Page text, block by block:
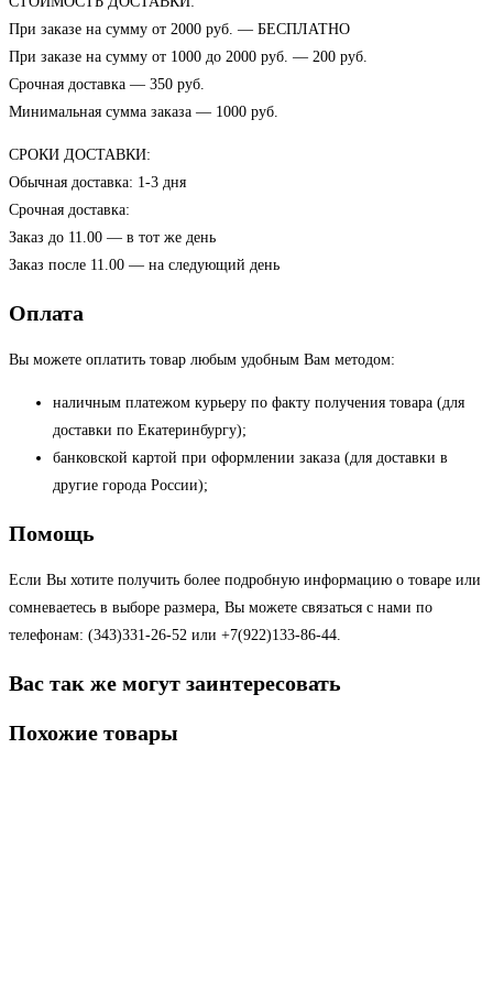
При заказе на сумму от 2000 руб. — БЕСПЛАТНО
При заказе на сумму от 1000 до 2000 руб. — 200 руб.
Срочная доставка — 350 руб.
Минимальная сумма заказа — 1000 руб.
СРОКИ ДОСТАВКИ:
Обычная доставка: 1-3 дня
Срочная доставка:
Заказ до 11.00 — в тот же день
Заказ после 11.00 — на следующий день
Оплата
Вы можете оплатить товар любым удобным Вам методом:
наличным платежом курьеру по факту получения товара (для
доставки по Екатеринбургу);
банковской картой при оформлении заказа (для доставки в
другие города России);
Помощь
Если Вы хотите получить более подробную информацию о товаре или
сомневаетесь в выборе размера, Вы можете связаться с нами по
телефонам: (343)331-26-52 или +7(922)133-86-44.
Вас так же могут заинтересовать
Похожие товары